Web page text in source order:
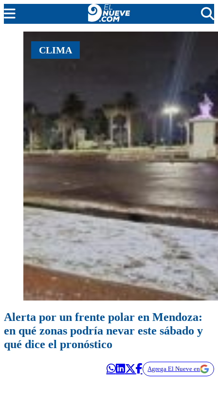
MENDOZA
CADA DÍA
PROTAGONISTAS
EL NUEVE STREAMS
PROGRAMACIÓN
EN VIVO
CLIMA
Alerta por un frente polar en Mendoza:
en qué zonas podría nevar este sábado y
qué dice el pronóstico
Agrega El Nueve en